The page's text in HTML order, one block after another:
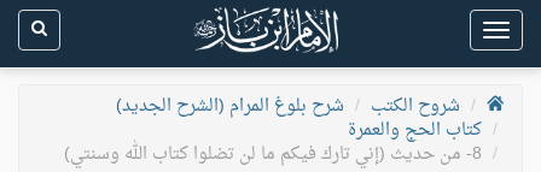
Toggle
navigation
شروح الكتب
شرح بلوغ المرام (الشرح الجديد)
كتاب الحج والعمرة
8- من حديث (إني تارك فيكم ما لن تضلوا كتاب الله وسنتي)